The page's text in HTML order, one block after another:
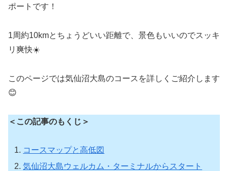
ポートです！
1周約10kmとちょうどいい距離で、景色もいいのでスッキ
リ爽快☀️
このページでは気仙沼大島のコースを詳しくご紹介します
😊
＜この記事のもくじ＞
コースマップと高低図
気仙沼大島ウェルカム・ターミナルからスタート